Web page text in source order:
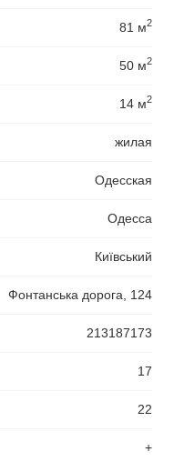
81 м2
50 м2
14 м2
жилая
Одесская
Одесса
Київський
Фонтанська дорога, 124
213187173
17
22
+